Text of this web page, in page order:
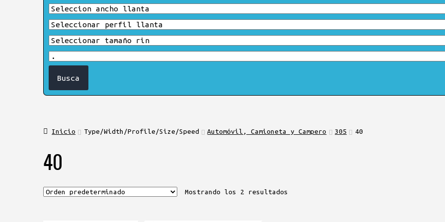
Inicio Type/Width/Profile/Size/Speed Automóvil, Camioneta y Campero 305 40
40
Mostrando los 2 resultados